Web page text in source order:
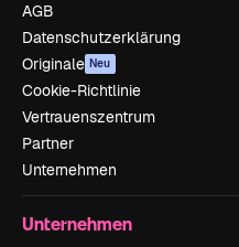
AGB
Datenschutzerklärung
Originale Neu
Cookie-Richtlinie
Vertrauenszentrum
Partner
Unternehmen
Unternehmen